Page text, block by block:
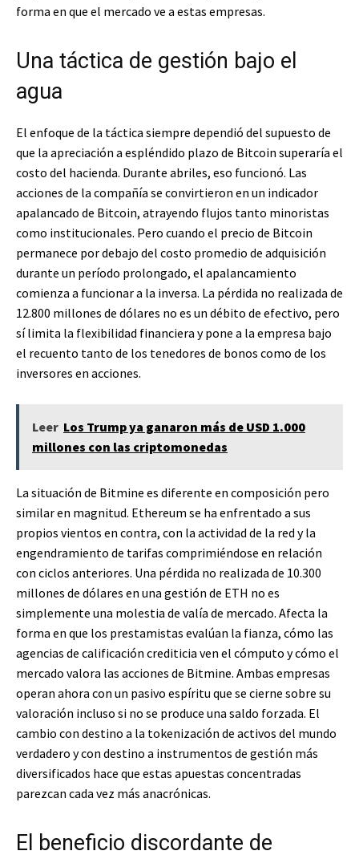
forma en que el mercado ve a estas empresas.
Una táctica de gestión bajo el
agua
El enfoque de la táctica siempre dependió del supuesto de
que la apreciación a espléndido plazo de Bitcoin superaría el
costo del hacienda. Durante abriles, eso funcionó. Las
acciones de la compañía se convirtieron en un indicador
apalancado de Bitcoin, atrayendo flujos tanto minoristas
como institucionales. Pero cuando el precio de Bitcoin
permanece por debajo del costo promedio de adquisición
durante un período prolongado, el apalancamiento
comienza a funcionar a la inversa. La pérdida no realizada de
12.800 millones de dólares no es un débito de efectivo, pero
sí limita la flexibilidad financiera y pone a la empresa bajo
el recuento tanto de los tenedores de bonos como de los
inversores en acciones.
Leer Los Trump ya ganaron más de USD 1.000
millones con las criptomonedas
La situación de Bitmine es diferente en composición pero
similar en magnitud. Ethereum se ha enfrentado a sus
propios vientos en contra, con la actividad de la red y la
engendramiento de tarifas comprimiéndose en relación
con ciclos anteriores. Una pérdida no realizada de 10.300
millones de dólares en una gestión de ETH no es
simplemente una molestia de valía de mercado. Afecta la
forma en que los prestamistas evalúan la fianza, cómo las
agencias de calificación crediticia ven el cómputo y cómo el
mercado valora las acciones de Bitmine. Ambas empresas
operan ahora con un pasivo espíritu que se cierne sobre su
valoración incluso si no se produce una saldo forzada. El
cambio con destino a la tokenización de activos del mundo
verdadero y con destino a instrumentos de gestión más
diversificados hace que estas apuestas concentradas
parezcan cada vez más anacrónicas.
El beneficio discordante de